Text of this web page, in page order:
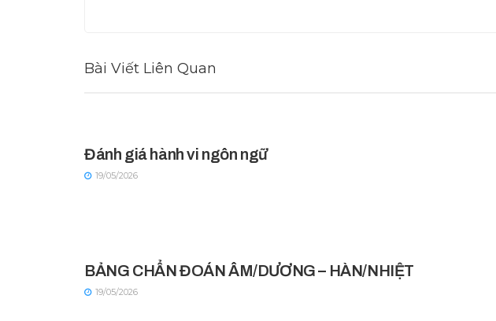
Bài Viết Liên Quan
Đánh giá hành vi ngôn ngữ
19/05/2026
BẢNG CHẨN ĐOÁN ÂM/DƯƠNG – HÀN/NHIỆT
19/05/2026